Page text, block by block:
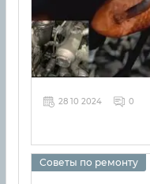
28 10 2024 0
Советы по ремонту